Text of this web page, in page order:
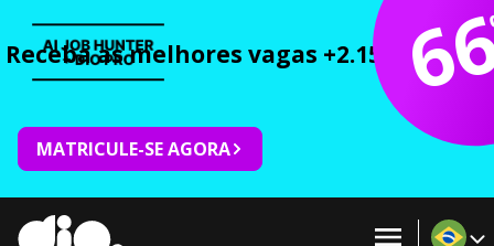
Receba as melhores vagas +2.150 cursos
MATRICULE-SE AGORA